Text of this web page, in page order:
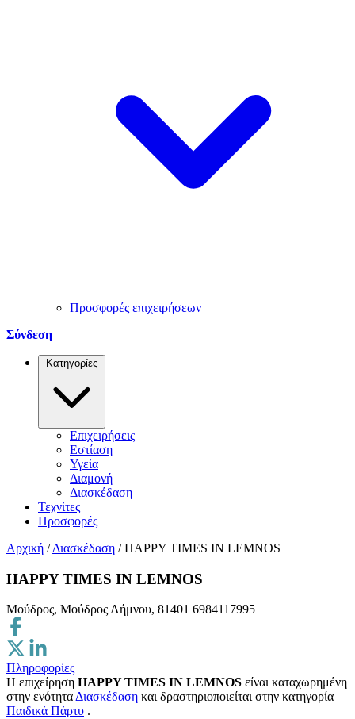
Προσφορές επιχειρήσεων
Σύνδεση
Κατηγορίες
Επιχειρήσεις
Εστίαση
Υγεία
Διαμονή
Διασκέδαση
Τεχνίτες
Προσφορές
Αρχική / Διασκέδαση / HAPPY TIMES IN LEMNOS
HAPPY TIMES IN LEMNOS
Μούδρος, Μούδρος Λήμνου, 81401 6984117995
Πληροφορίες
Η επιχείρηση HAPPY TIMES IN LEMNOS είναι καταχωρημένη
στην ενότηταΔιασκέδαση και δραστηριοποιείται στην κατηγορία
Παιδικά Πάρτυ .